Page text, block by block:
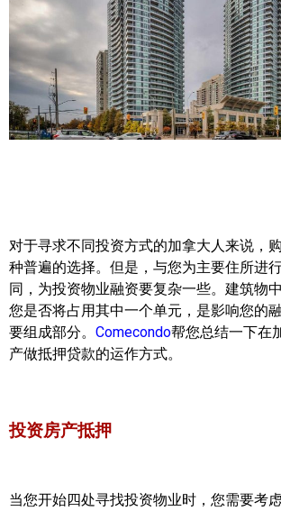
帮您卖房
多伦多地产
楼花大全
大多伦多地区楼花开发商名录
多伦多市中心楼花项目
怡陶碧谷社区介绍
怡陶碧谷楼花项目
北约克楼花项目
密西沙加社区介绍
对于寻求不同投资方式的加拿大人来说，
种普遍的选择。但是，与您为主要住所进
同，为投资物业融资要复杂一些。建筑物
您是否将占用其中一个单元，是影响您的
要组成部分。 Comecondo帮您总结一下在
产做抵押贷款的运作方式。
投资房产抵押
当您开始四处寻找投资物业时，您需要考